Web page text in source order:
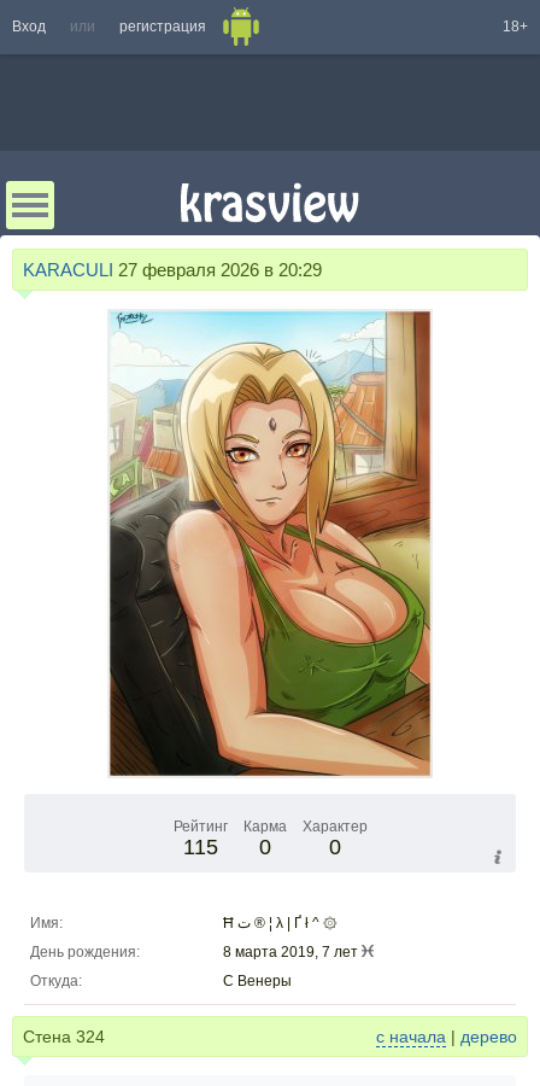
Вход или регистрация 18+
KARACULI 27 февраля 2026 в 20:29
Рейтинг
115
Карма
0
Характер
0
Имя:
Ħ ت ® ¦ λ | Ґ ł ^ ۞
День рождения:
8 марта 2019, 7 лет
Откуда:
С Венеры
Стена 324 с начала | дерево